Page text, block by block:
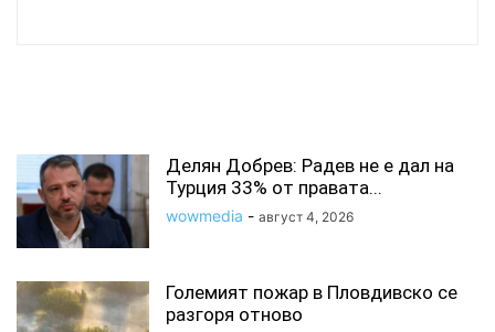
Делян Добрев: Радев не е дал на
Турция 33% от правата...
wowmedia - август 4, 2026
Големият пожар в Пловдивско се
разгоря отново